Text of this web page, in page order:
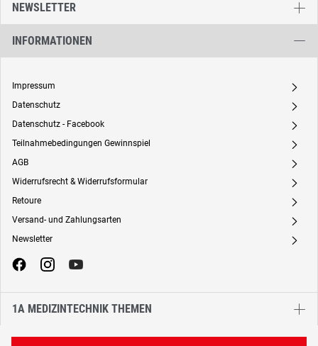
NEWSLETTER
INFORMATIONEN
Impressum A
Datenschutz A
Datenschutz - Facebook A
Teilnahmebedingungen Gewinnspiel A
AGB A
Widerrufsrecht & Widerrufsformular A
Retoure A
Versand- und Zahlungsarten A
Newsletter A
1A MEDIZINTECHNIK THEMEN